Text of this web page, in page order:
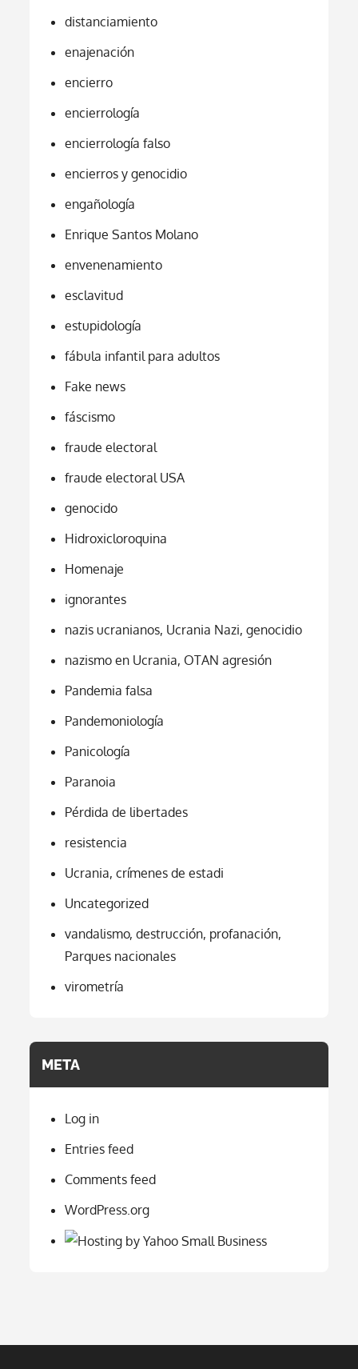
distanciamiento
enajenación
encierro
encierrología
encierrología falso
encierros y genocidio
engañología
Enrique Santos Molano
envenenamiento
esclavitud
estupidología
fábula infantil para adultos
Fake news
fáscismo
fraude electoral
fraude electoral USA
genocido
Hidroxicloroquina
Homenaje
ignorantes
nazis ucranianos, Ucrania Nazi, genocidio
nazismo en Ucrania, OTAN agresión
Pandemia falsa
Pandemoniología
Panicología
Paranoia
Pérdida de libertades
resistencia
Ucrania, crímenes de estadi
Uncategorized
vandalismo, destrucción, profanación,
Parques nacionales
virometría
META
Log in
Entries feed
Comments feed
WordPress.org